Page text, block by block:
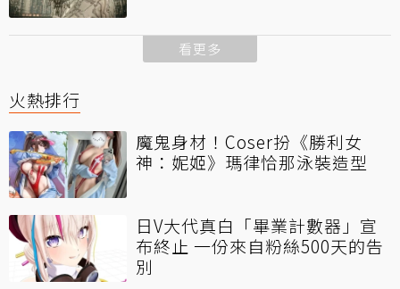
看更多
火熱排行
魔鬼身材！Coser扮《勝利女
神：妮姬》瑪律恰那泳裝造型
日V大代真白「畢業計數器」宣
布終止 一份來自粉絲500天的告
別